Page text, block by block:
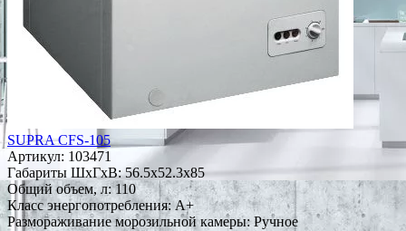
SUPRA CFS-105
Артикул: 103471
Габариты ШxГxВ: 56.5x52.3x85
Общий объем, л: 110
Класс энергопотребления: A+
Размораживание морозильной камеры: Ручное